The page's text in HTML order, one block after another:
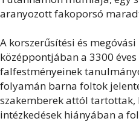
aranyozott fakoporsó
A korszerűsítési és
középpontjában a 3300
falfestményeinek
folyamán barna foltok
szakemberek attól tartottak,
intézkedések hiányában a